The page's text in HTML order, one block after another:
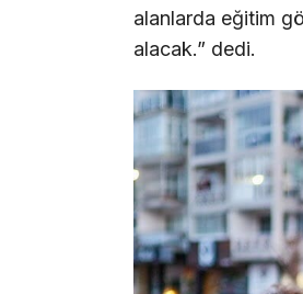
alanlarda eğitim
alacak.” dedi.